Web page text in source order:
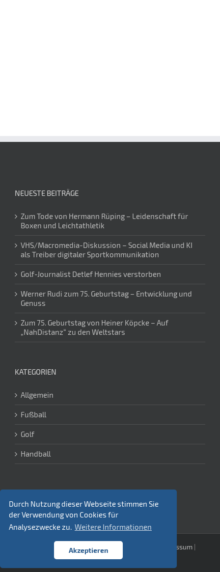
Durch Nutzung dieser Webseite stimmen Sie
der Verwendung von Cookies für
Analysezwecke zu. Weitere Informationen
Akzeptieren
NEUESTE BEITRÄGE
Zum Tode von Hermann Rüping – Leidenschaft für
Boxen und Leichtathletik
VHS/Macromedia-Diskussion – Social Media und KI
als Treiber digitaler Sportkommunikation
Golf-Journalist Detlef Hennies verstorben
Werner Rudi zum 75. Geburtstag – Entwicklung und
Genuss
Zum 75. Geburtstag von Heiner Köpcke – Auf
„NahDistanz“ zu den Weltstars
KATEGORIEN
Allgemein
Fußball
Golf
Handball
Verein Hamburger Sportjournalisten e. V. | Impressum|
Datenschutz
Kontakt